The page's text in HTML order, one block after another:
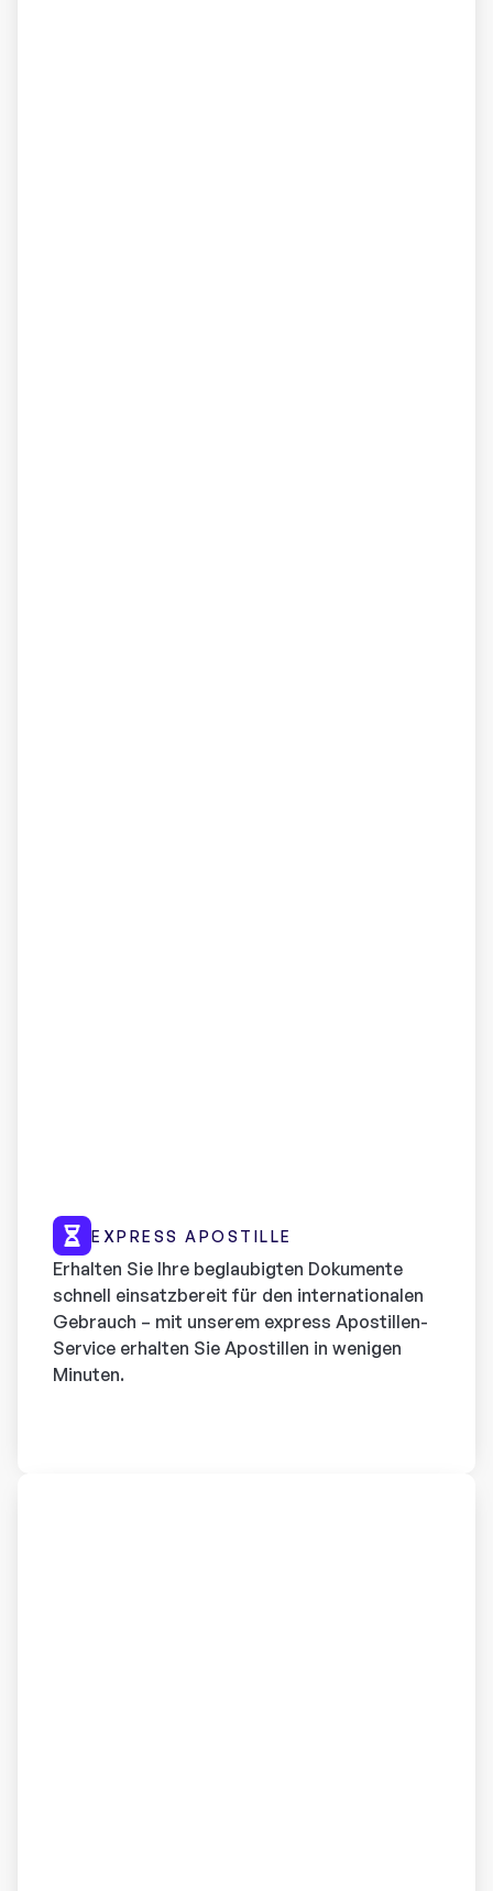
EXPRESS APOSTILLE
Erhalten Sie Ihre beglaubigten Dokumente
schnell einsatzbereit für den internationalen
Gebrauch – mit unserem express Apostillen-
Service erhalten Sie Apostillen in wenigen
Minuten.